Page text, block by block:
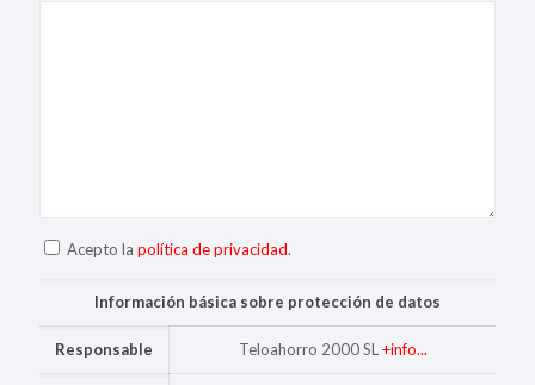
Acepto la política de privacidad.
Información básica sobre protección de datos
Responsable Teloahorro 2000 SL +info...